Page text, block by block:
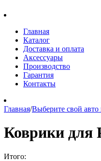
Главная
Каталог
Доставка и оплата
Аксессуары
Производство
Гарантия
Контакты
Главная/Выберите свой
Коврики для
Итого: